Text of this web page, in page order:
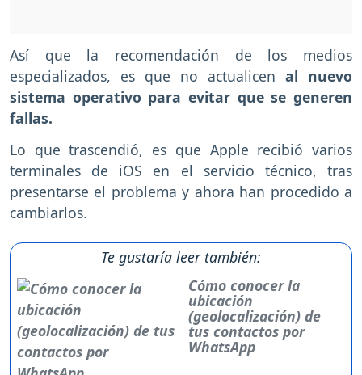
Así que la recomendación de los medios
especializados, es que no actualicen al nuevo
sistema operativo para evitar que se generen
fallas.
Lo que trascendió, es que Apple recibió varios
terminales de iOS en el servicio técnico, tras
presentarse el problema y ahora han procedido a
cambiarlos.
Te gustaría leer también:
Cómo conocer la
ubicación
(geolocalización) de
tus contactos por
WhatsApp